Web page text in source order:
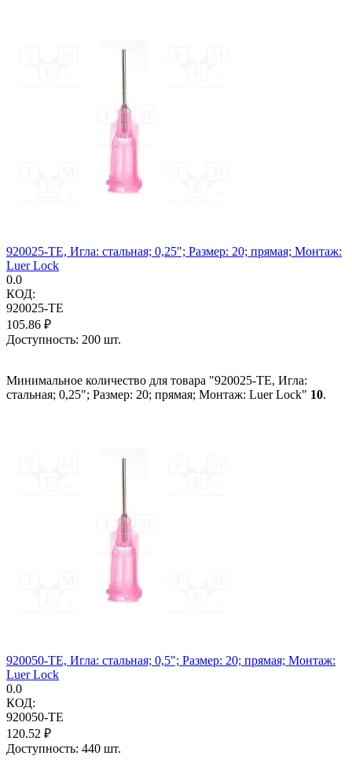
920025-TE, Игла: стальная; 0,25"; Размер: 20; прямая; Монтаж:
Luer Lock
0.0
КОД:
920025-TE
105.86 ₽
Доступность: 200 шт.
Минимальное количество для товара "920025-TE, Игла:
стальная; 0,25"; Размер: 20; прямая; Монтаж: Luer Lock" 10.
920050-TE, Игла: стальная; 0,5"; Размер: 20; прямая; Монтаж:
Luer Lock
0.0
КОД:
920050-TE
120.52 ₽
Доступность: 440 шт.